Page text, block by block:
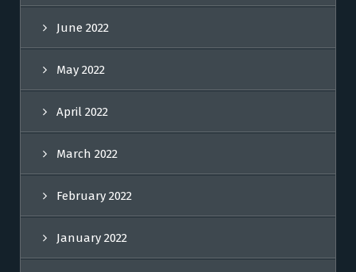
June 2022
May 2022
April 2022
March 2022
February 2022
January 2022